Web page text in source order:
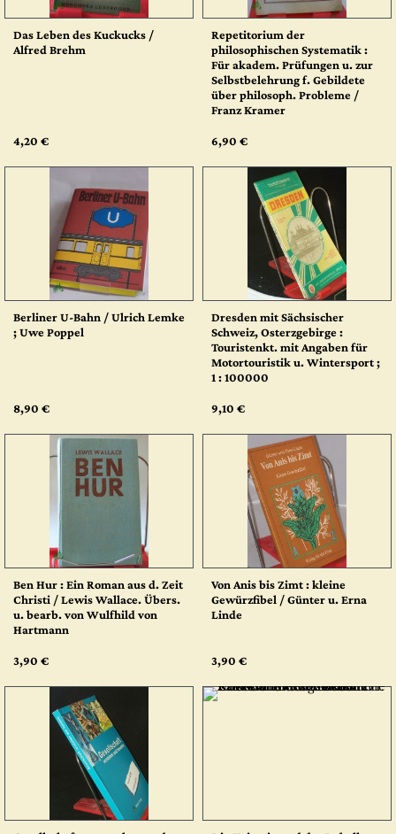
Das Leben des Kuckucks /
Alfred Brehm
4,20 €
Repetitorium der
philosophischen Systematik :
Für akadem. Prüfungen u. zur
Selbstbelehrung f. Gebildete
über philosoph. Probleme /
Franz Kramer
6,90 €
Berliner U-Bahn / Ulrich Lemke
; Uwe Poppel
8,90 €
Dresden mit Sächsischer
Schweiz, Osterzgebirge :
Touristenkt. mit Angaben für
Motortouristik u. Wintersport ;
1 : 100000
9,10 €
Ben Hur : Ein Roman aus d. Zeit
Christi / Lewis Wallace. Übers.
u. bearb. von Wulfhild von
Hartmann
3,90 €
Von Anis bis Zimt : kleine
Gewürzfibel / Günter u. Erna
Linde
3,90 €